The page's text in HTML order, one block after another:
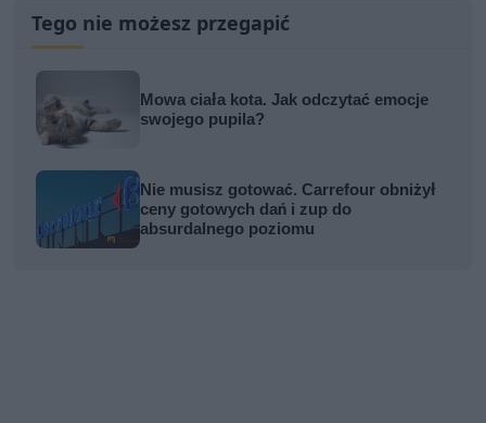
Tego nie możesz przegapić
Mowa ciała kota. Jak odczytać emocje
swojego pupila?
Nie musisz gotować. Carrefour obniżył
ceny gotowych dań i zup do
absurdalnego poziomu